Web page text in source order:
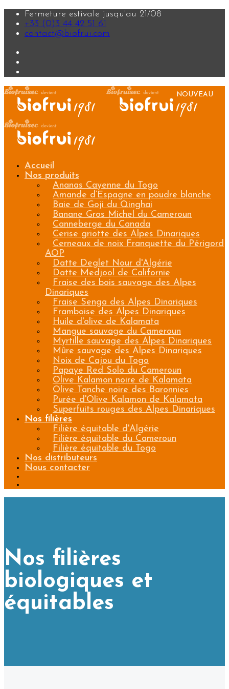
Fermeture estivale jusqu'au 21/08
+33 (0)3 44 42 51 61
contact@biofrui.com
Accueil
Nos produits
Ananas Cayenne du Togo
Amande d’Espagne en poudre blanche
Baie de Goji du Qinghai
Banane Gros Michel du Cameroun
Canneberge du Canada
Cerise griotte des Alpes Dinariques
Cerneaux de noix Franquette du Périgord
AOP
Datte Deglet Nour d'Algérie
Datte Medjool de Californie
Fraise des bois sauvage des Alpes
Dinariques
Fraise Senga des Alpes Dinariques
Framboise des Alpes Dinariques
Huile d'olive de Kalamata
Mangue sauvage du Cameroun
Myrtille sauvage des Alpes Dinariques
Mûre sauvage des Alpes Dinariques
Noix de Cajou du Togo
Papaye Red Solo du Cameroun
Olive Kalamon noire de Kalamata
Olive Tanche noire des Baronnies
Purée d'Olive Kalamon de Kalamata
Superfuits rouges des Alpes Dinariques
Nos filières
Filière équitable d'Algérie
Filière équitable du Cameroun
Filière équitable du Togo
Nos distributeurs
Nous contacter
Nos filières
biologiques et
équitables